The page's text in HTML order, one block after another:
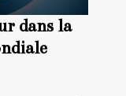
dans la